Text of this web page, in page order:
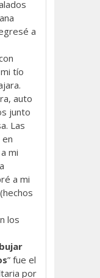
a
tío
auto
junto
Las
mi
a mi
los
” fue el
por